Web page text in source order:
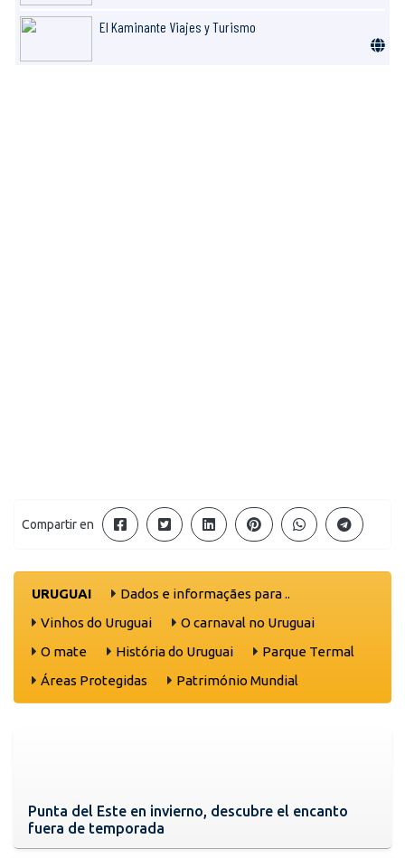
El Kaminante Viajes y Turismo
Compartir en
URUGUAI
Dados e informaçães para ..
Vinhos do Uruguai
O carnaval no Uruguai
O mate
História do Uruguai
Parque Termal
Áreas Protegidas
Património Mundial
Punta del Este en invierno, descubre el encanto
fuera de temporada